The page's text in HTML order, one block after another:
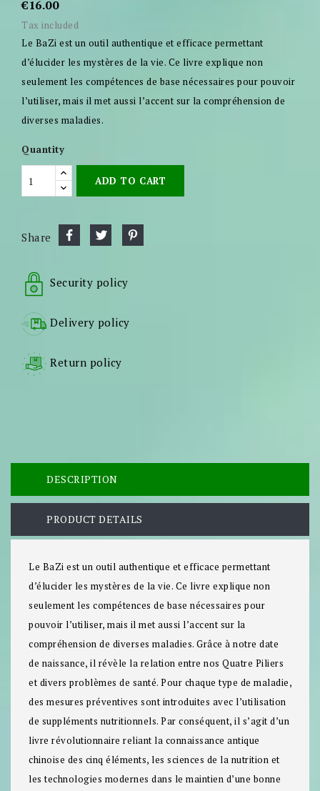
€16.00
Tax included
Le BaZi est un outil authentique et efficace permettant
d’élucider les mystères de la vie. Ce livre explique non
seulement les compétences de base nécessaires pour pouvoir
l’utiliser, mais il met aussi l’accent sur la compréhension de
diverses maladies.
Quantity
ADD TO CART
Share
Security policy
Delivery policy
Return policy
DESCRIPTION
PRODUCT DETAILS
Le BaZi est un outil authentique et efficace permettant
d’élucider les mystères de la vie. Ce livre explique non
seulement les compétences de base nécessaires pour
pouvoir l’utiliser, mais il met aussi l’accent sur la
compréhension de diverses maladies. Grâce à notre date
de naissance, il révèle la relation entre nos Quatre Piliers
et divers problèmes de santé. Pour chaque type de maladie,
des mesures préventives sont introduites avec l’utilisation
de suppléments nutritionnels. Par conséquent, il s’agit d’un
livre révolutionnaire reliant la connaissance antique
chinoise des cinq éléments, les sciences de la nutrition et
les technologies modernes dans le maintien d’une bonne